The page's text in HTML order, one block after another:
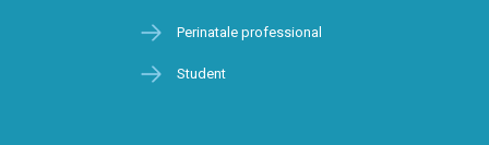
Perinatale professional
Student